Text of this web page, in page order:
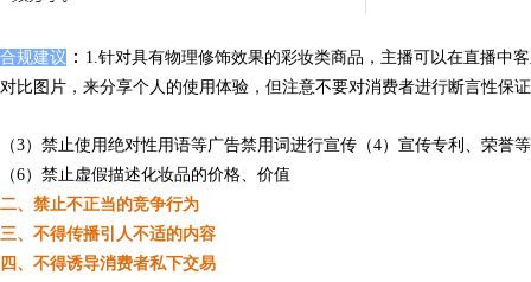
合规建议 ： 1.针对具有物理修饰效果的彩妆类商品，主播可以在直播中
对比图片，来分享个人的使用体验，但注意不要对消费者进行断言性保
（3）禁止使用绝对性用语等广告禁用词进行宣传 （4）宣传专利、荣誉
（6）禁止虚假描述化妆品的价格、价值
二、禁止不正当的竞争行为
三、不得传播引人不适的内容
四、不得诱导消费者私下交易